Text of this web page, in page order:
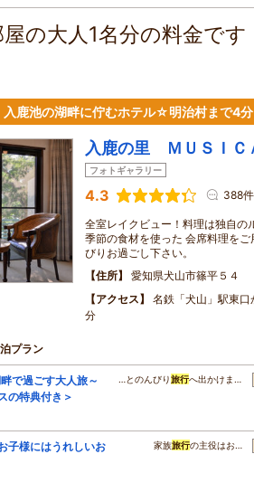
屋の大人1名分の料金で
入鹿池の湖畔に佇むホテル☆明治村まで4分
入鹿の里 ＭＵＳＩＣ
フォトギャラリー
4.3 388件
全室レイクビュー！料理は独自の
季節の食材を使った 会席料理を
びりお過ごし下さい。
住所
愛知県犬山市篠平５４
アクセス
名鉄「犬山」駅東
分
プラン
で過ごす大人旅～
の特典付き＞
…とのんびり旅行へ出かけま…
子様にはうれしいお
家族旅行の主役はお…